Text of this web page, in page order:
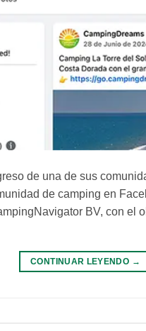
de una de sus
de camping en
BV, con el
CONTINUAR LEYENDO →